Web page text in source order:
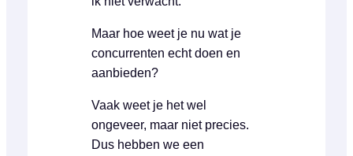
Maar hoe weet je nu wat je
concurrenten echt doen en
aanbieden?
Vaak weet je het wel
ongeveer, maar niet precies.
Dus hebben we een